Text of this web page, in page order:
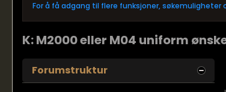
For å få adgang til flere funksjoner, søkemuligheter
K: M2000 eller M04 uniform
Forumstruktur